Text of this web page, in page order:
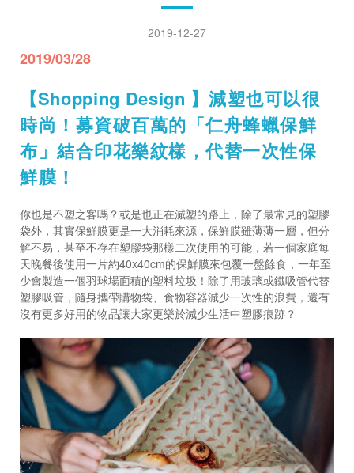
2019-12-27
2019/03/28
【Shopping Design 】減塑也可以很
時尚！募資破百萬的「仁舟蜂蠟保鮮
布」結合印花樂紋樣，代替一次性保
鮮膜！
你也是不塑之客嗎？或是也正在減塑的路上，除了最常見的塑膠
袋外，其實保鮮膜更是一大消耗來源，保鮮膜雖薄薄一層，但分
解不易，甚至不存在塑膠袋那樣二次使用的可能，若一個家庭每
天晚餐後使用一片約40x40cm的保鮮膜來包覆一盤餘食，一年至
少會製造一個羽球場面積的塑料垃圾！除了用玻璃或鐵吸管代替
塑膠吸管，隨身攜帶購物袋、食物容器減少一次性的浪費，還有
沒有更多好用的物品讓大家更樂於減少生活中塑膠痕跡？